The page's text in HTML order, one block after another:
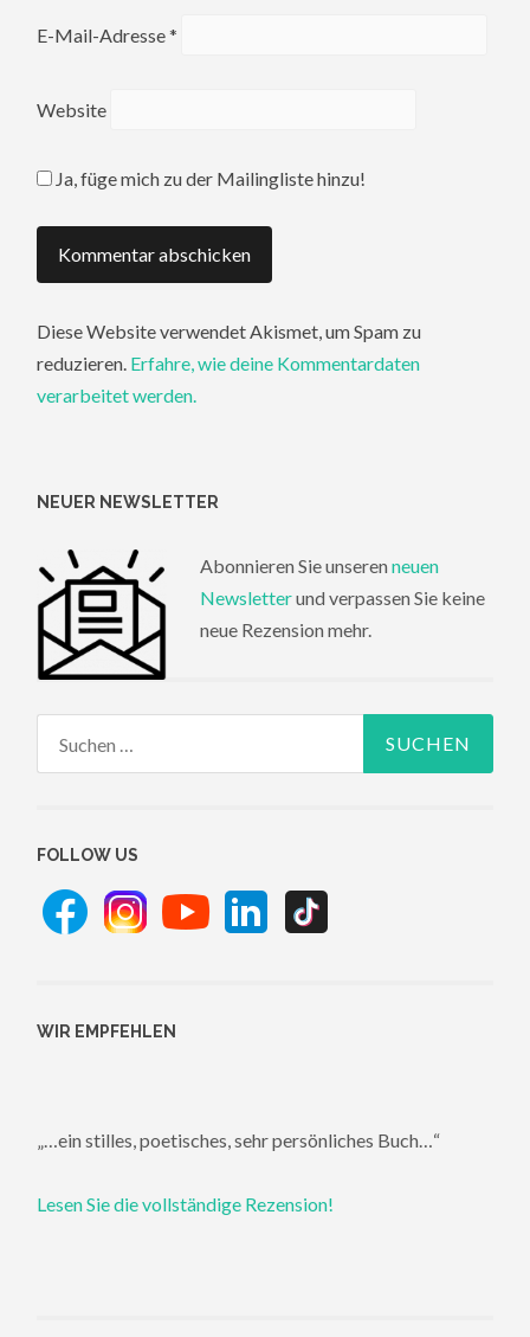
E-Mail-Adresse*
Website
Ja, füge mich zu der Mailingliste hinzu!
Diese Website verwendet Akismet, um Spam zu
reduzieren. Erfahre, wie deine Kommentardaten
verarbeitet werden.
NEUER NEWSLETTER
Abonnieren Sie unseren neuen
Newsletterund verpassen Sie keine
neue Rezension mehr.
FOLLOW US
WIR EMPFEHLEN
„…ein stilles, poetisches, sehr persönliches Buch…“
Lesen Sie die vollständige Rezension!